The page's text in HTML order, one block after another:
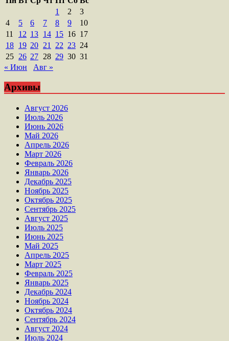
1
2
3
4
5 6 7 8 9
10
11
12 13 14 15 16 17
18 19 20 21 22 23 24
25 26 27 28 29 30 31
« Июн
Авг »
Архивы
Август 2026
Июль 2026
Июнь 2026
Май 2026
Апрель 2026
Март 2026
Февраль 2026
Январь 2026
Декабрь 2025
Ноябрь 2025
Октябрь 2025
Сентябрь 2025
Август 2025
Июль 2025
Июнь 2025
Май 2025
Апрель 2025
Март 2025
Февраль 2025
Январь 2025
Декабрь 2024
Ноябрь 2024
Октябрь 2024
Сентябрь 2024
Август 2024
Июль 2024